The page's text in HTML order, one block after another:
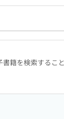
籍を検索すること